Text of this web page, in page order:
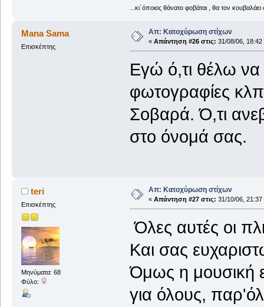
...κι΄όποιος θάνατο φοβάται , θα τον
Mana Sama
Επισκέπτης
Απ: Κατοχύρωση στίχων
« Απάντηση #26 στις: 31/08/06, 18:42
Εγώ ό,τι θέλω
φωτογραφίες
Σοβαρά. Ό,τι
στο όνομά σας.
teri
Επισκέπτης
Μηνύματα: 68
Φύλο:
Απ: Κατοχύρωση στίχων
« Απάντηση #27 στις: 31/10/06, 21:37
Όλες αυτές οι
Και σας
Όμως η μουσική
για όλους,